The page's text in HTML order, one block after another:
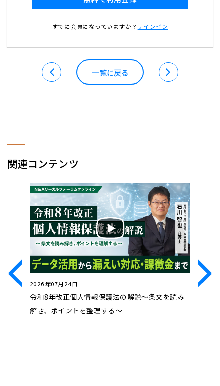
すでに会員になっていますか？ サインイン
一覧に戻る
関連コンテンツ
2026年07月24日
令和8年改正個人情報保護法の解説～条文を読み
解き、ポイントを整理する～
2026年